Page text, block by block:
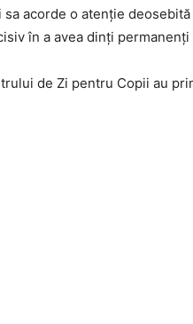
acorde o atenție
în a avea dinți permanenți
de Zi pentru Copii au